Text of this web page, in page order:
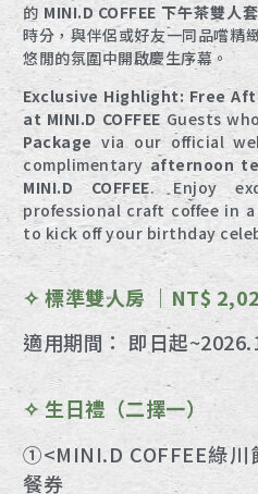
的 MINI.D COFFEE 下午茶雙人
時分，與伴侶或好友一同品嚐精
悠閒的氛圍中開啟慶生序幕。
Exclusive Highlight: Free
at MINI.D COFFEE Guests
Package via our official
complimentary afternoon
MINI.D COFFEE. Enjoy
professional craft coffee in
to kick off your birthday
✧ 標準雙人房 ｜NT$
適用期間： 即日起
✧ 生日禮（二擇一）
➀<MINI.D COFFEE綠
餐券